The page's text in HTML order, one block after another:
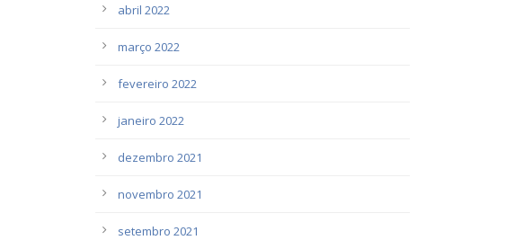
abril 2022
março 2022
fevereiro 2022
janeiro 2022
dezembro 2021
novembro 2021
setembro 2021